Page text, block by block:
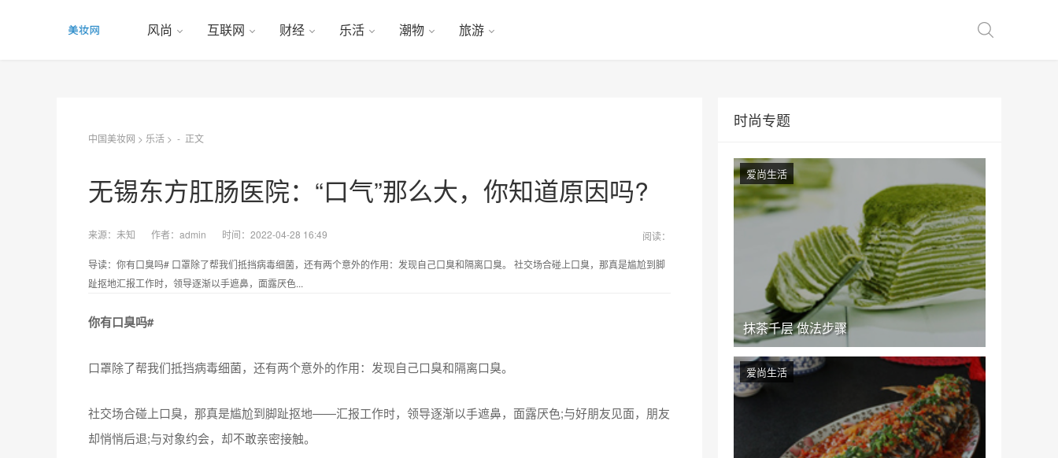
风尚 互联网 财经 乐活 潮物 旅游
中国美妆网 > 乐活 > - 正文
无锡东方肛肠医院：“口气”那么大，你知道原因吗?
来源： 未知 作者： admin 时间：2022-04-28 16:49 阅读：
导读：你有口臭吗# 口罩除了帮我们抵挡病毒细菌，还有两个意外的作用：发现自己口臭和隔离口臭。 社交场合碰上口臭，那真是尴尬到脚
趾抠地汇报工作时，领导逐渐以手遮鼻，面露厌色...
你有口臭吗#
口罩除了帮我们抵挡病毒细菌，还有两个意外的作用：发现自己口臭和隔离口臭。
社交场合碰上口臭，那真是尴尬到脚趾抠地——汇报工作时，领导逐渐以手遮鼻，面露厌色;与好朋友见面，朋友
却悄悄后退;与对象约会，却不敢亲密接触。
时尚专题
抹茶千层 做法步骤
爱尚生活
爱尚生活